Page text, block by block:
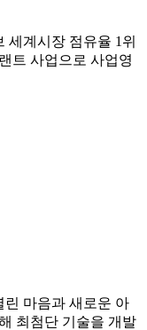
세계시장 점유율 1위
트 사업으로 사업영
린 마음과 새로운 아
최첨단 기술을 개발